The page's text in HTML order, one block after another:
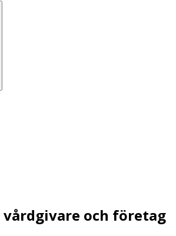
vårdgivare och företag